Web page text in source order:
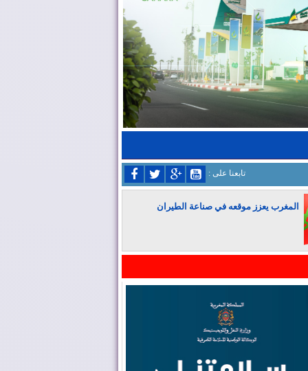
: تابعنا على
المغرب يعزز موقعه في صناعة الطيران